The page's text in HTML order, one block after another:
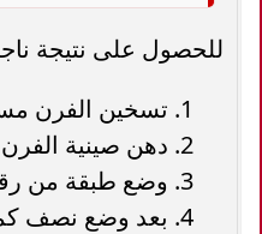
للحصول على نتيجة
تسخين الفرن مسبقًا
دهن صينية
وضع طبقة من
بعد وضع نصف